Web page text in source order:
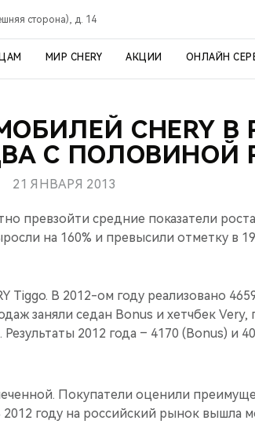
сторона), д. 14
МИР CHERY АКЦИИ ОНЛАЙН
CHERY В
С ПОЛОВИНОЙ
21 ЯНВАРЯ 2013
превзойти средние показатели
на 160% и превысили отметку в
Tiggo. В 2012-ом году реализовано
заняли седан Bonus и хетчбек Very,
2012 года – 4170 (Bonus) и
Покупатели оценили
году на российский рынок вышла